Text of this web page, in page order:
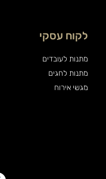
לקוח עסקי
מתנות לעובדים
מתנות לחגים
מגשי אירוח